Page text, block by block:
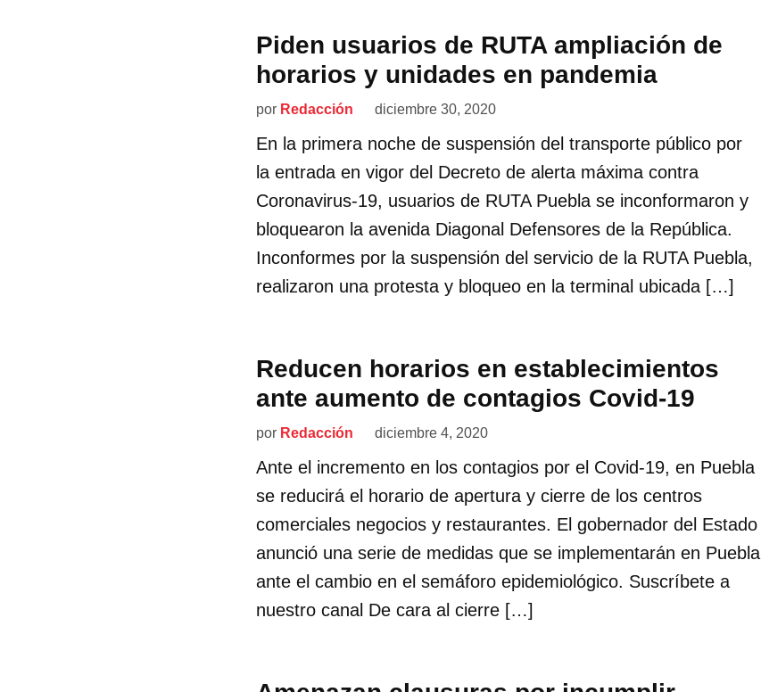
Piden usuarios de RUTA ampliación de
horarios y unidades en pandemia
por Redacción diciembre 30, 2020
En la primera noche de suspensión del transporte público por
la entrada en vigor del Decreto de alerta máxima contra
Coronavirus-19, usuarios de RUTA Puebla se inconformaron y
bloquearon la avenida Diagonal Defensores de la República.
Inconformes por la suspensión del servicio de la RUTA Puebla,
realizaron una protesta y bloqueo en la terminal ubicada […]
Reducen horarios en establecimientos
ante aumento de contagios Covid-19
por Redacción diciembre 4, 2020
Ante el incremento en los contagios por el Covid-19, en Puebla
se reducirá el horario de apertura y cierre de los centros
comerciales negocios y restaurantes. El gobernador del Estado
anunció una serie de medidas que se implementarán en Puebla
ante el cambio en el semáforo epidemiológico. Suscríbete a
nuestro canal De cara al cierre […]